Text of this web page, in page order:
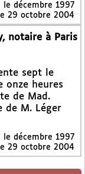
le décembre 1997
29 octobre 2004
notaire à Paris
sept le
onze heures
de Mad.
de M. Léger
le décembre 1997
29 octobre 2004